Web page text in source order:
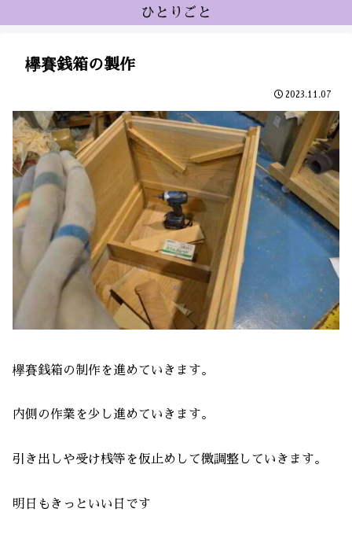
ひとりごと
欅賽銭箱の製作
2023.11.07
欅賽銭箱の制作を進めていきます。
内側の作業を少し進めていきます。
引き出しや受け桟等を仮止めして微調整していきます。
明日もきっといい日です